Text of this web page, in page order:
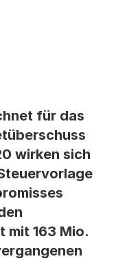
für das
wirken sich
mit 163 Mio.